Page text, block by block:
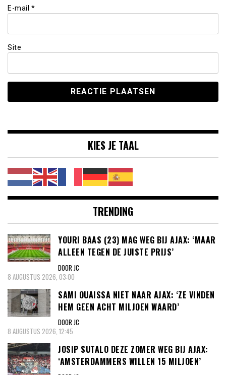
E-mail *
Site
KIES JE TAAL
TRENDING
YOURI BAAS (23) MAG WEG BIJ AJAX: ‘MAAR
ALLEEN TEGEN DE JUISTE PRIJS’
DOOR JC
8 AUGUSTUS 2026, 03:00
SAMI OUAISSA NIET NAAR AJAX: ‘ZE VINDEN
HEM GEEN ACHT MILJOEN WAARD’
DOOR JC
8 AUGUSTUS 2026, 12:45
JOSIP SUTALO DEZE ZOMER WEG BIJ AJAX:
‘AMSTERDAMMERS WILLEN 15 MILJOEN’